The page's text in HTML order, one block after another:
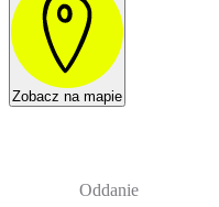
Zobacz na mapie
Oddanie